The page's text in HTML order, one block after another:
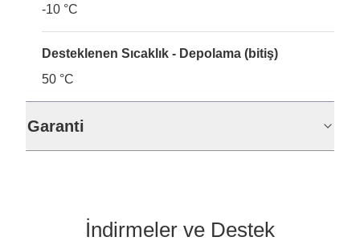
-10 °C
Desteklenen Sıcaklık - Depolama (bitiş)
50 °C
Garanti
İndirmeler ve Destek